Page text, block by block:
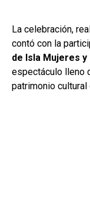
La celebración,
contó con la
de Isla Mujeres y
espectáculo lleno
patrimonio cultural